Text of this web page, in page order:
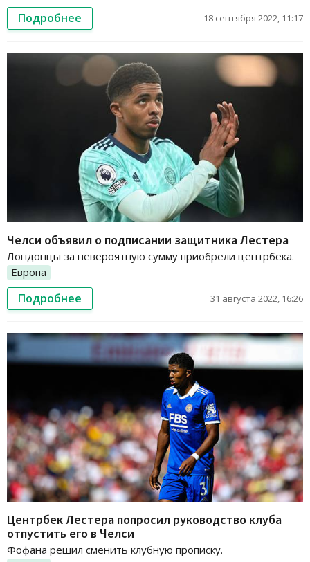
Подробнее 18 сентября 2022, 11:17
Челси объявил о подписании защитника Лестера
Лондонцы за невероятную сумму приобрели центрбека.
Европа
Подробнее 31 августа 2022, 16:26
Центрбек Лестера попросил руководство клуба
отпустить его в Челси
Фофана решил сменить клубную прописку.